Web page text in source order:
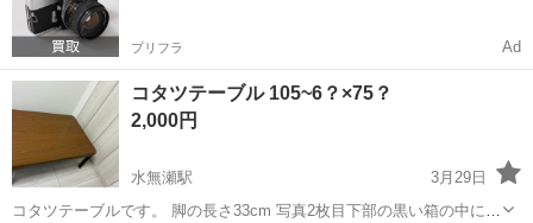
プリフラ Ad
コタツテーブル 105~6？×75？
2,000円
水無瀬駅
3月29日
コタツテーブルです。 脚の長さ33cm 写真2枚目下部の黒い箱の中にコ